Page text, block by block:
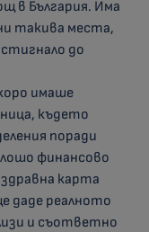
в България. Има
такива места,
до
имаше
където
поради
финансово
карта
даде реалното
и съответно